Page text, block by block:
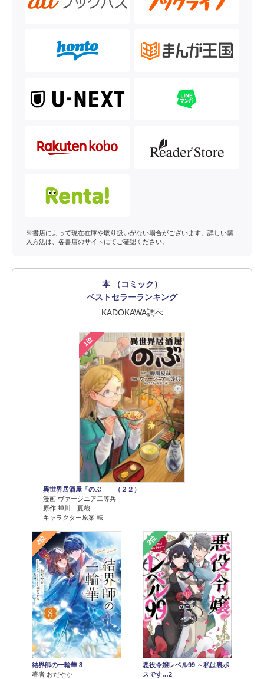
※書店によって現在在庫や取り扱いがない場合がございます。詳しい購
入方法は、各書店のサイトにてご確認ください。
本 （コミック）
ベストセラーランキング
KADOKAWA調べ
1位
異世界居酒屋「のぶ」 （２２）
漫画 ヴァージニア二等兵
原作 蝉川 夏哉
キャラクター原案 転
2位
結界師の一輪華 8
著者 おだやか
3位
悪役令嬢レベル99 ～私は裏ボ
スです…2